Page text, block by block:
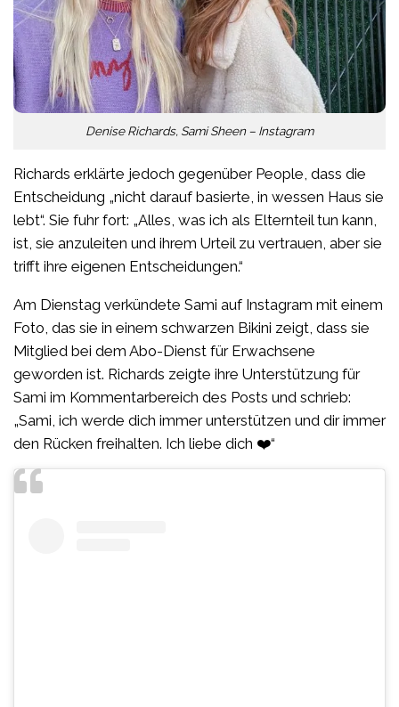
Denise Richards, Sami Sheen – Instagram
Richards erklärte jedoch gegenüber People, dass die
Entscheidung „nicht darauf basierte, in wessen Haus sie
lebt“. Sie fuhr fort: „Alles, was ich als Elternteil tun kann,
ist, sie anzuleiten und ihrem Urteil zu vertrauen, aber sie
trifft ihre eigenen Entscheidungen.“
Am Dienstag verkündete Sami auf Instagram mit einem
Foto, das sie in einem schwarzen Bikini zeigt, dass sie
Mitglied bei dem Abo-Dienst für Erwachsene
geworden ist. Richards zeigte ihre Unterstützung für
Sami im Kommentarbereich des Posts und schrieb:
„Sami, ich werde dich immer unterstützen und dir immer
den Rücken freihalten. Ich liebe dich ❤️“